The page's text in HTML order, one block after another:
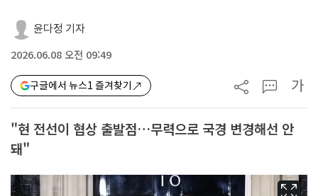
윤다정 기자
2026.06.08 오전 09:49
구글에서 뉴스1 즐겨찾기 가
"현 전선이 협상 출발점…무력으로 국경 변경해선 안
돼"